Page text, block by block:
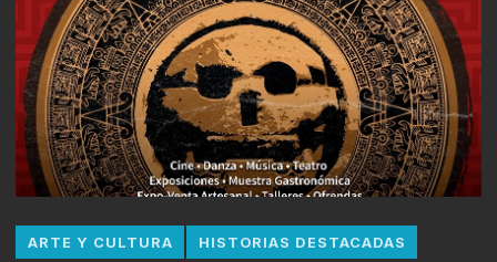
ARTE Y CULTURA HISTORIAS DESTACADAS